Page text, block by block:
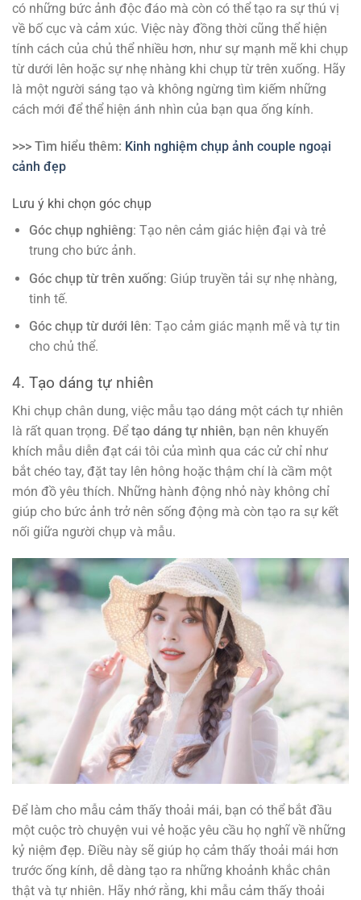
có những bức ảnh độc đáo mà còn có thể tạo ra sự thú vị
về bố cục và cảm xúc. Việc này đồng thời cũng thể hiện
tính cách của chủ thể nhiều hơn, như sự mạnh mẽ khi chụp
từ dưới lên hoặc sự nhẹ nhàng khi chụp từ trên xuống. Hãy
là một người sáng tạo và không ngừng tìm kiếm những
cách mới để thể hiện ánh nhìn của bạn qua ống kính.
>>> Tìm hiểu thêm: Kinh nghiệm chụp ảnh couple ngoại
cảnh đẹp
Lưu ý khi chọn góc chụp
Góc chụp nghiêng: Tạo nên cảm giác hiện đại và trẻ
trung cho bức ảnh.
Góc chụp từ trên xuống: Giúp truyền tải sự nhẹ nhàng,
tinh tế.
Góc chụp từ dưới lên: Tạo cảm giác mạnh mẽ và tự tin
cho chủ thể.
4. Tạo dáng tự nhiên
Khi chụp chân dung, việc mẫu tạo dáng một cách tự nhiên
là rất quan trọng. Đểtạo dáng tự nhiên, bạn nên khuyến
khích mẫu diễn đạt cái tôi của mình qua các cử chỉ như
bắt chéo tay, đặt tay lên hông hoặc thậm chí là cầm một
món đồ yêu thích. Những hành động nhỏ này không chỉ
giúp cho bức ảnh trở nên sống động mà còn tạo ra sự kết
nối giữa người chụp và mẫu.
Để làm cho mẫu cảm thấy thoải mái, bạn có thể bắt đầu
một cuộc trò chuyện vui vẻ hoặc yêu cầu họ nghĩ về những
kỷ niệm đẹp. Điều này sẽ giúp họ cảm thấy thoải mái hơn
trước ống kính, dễ dàng tạo ra những khoảnh khắc chân
thật và tự nhiên. Hãy nhớ rằng, khi mẫu cảm thấy thoải